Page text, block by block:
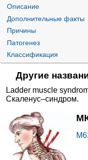
Описание
Дополнительные факты
Причины
Патогенез
Классификация
Другие
Ladder muscle
Скаленус–синдром.